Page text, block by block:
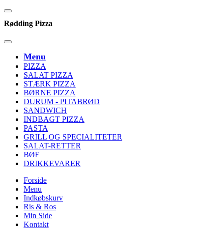
Rødding Pizza
Menu
PIZZA
SALAT PIZZA
STÆRK PIZZA
BØRNE PIZZA
DURUM - PITABRØD
SANDWICH
INDBAGT PIZZA
PASTA
GRILL OG SPECIALITETER
SALAT-RETTER
BØF
DRIKKEVARER
Forside
Menu
Indkøbskurv
Ris & Ros
Min Side
Kontakt